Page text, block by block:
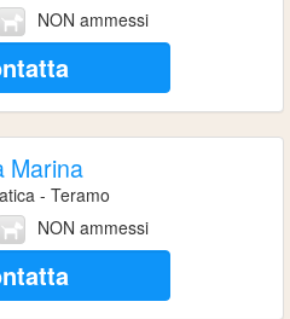
NON ammessi
Marina
- Teramo
NON ammessi